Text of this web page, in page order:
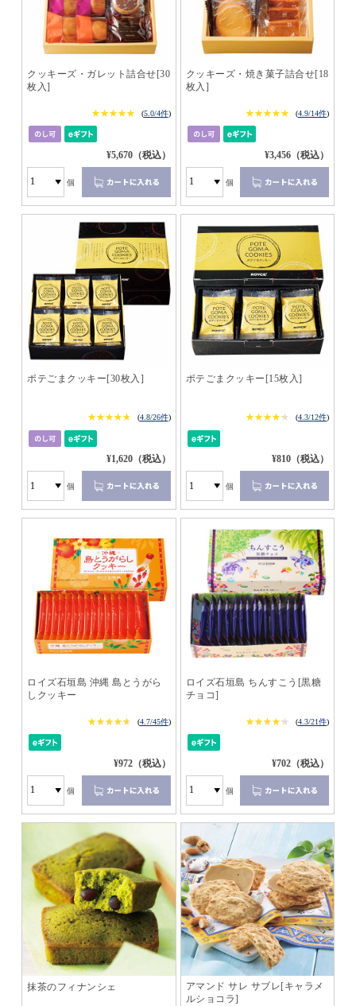
クッキーズ・ガレット詰合せ[30
枚入]
★★★★★
★★★★★ (5.0/4件)
¥5,670（税込）
個
クッキーズ・焼き菓子詰合せ[18
枚入]
★★★★★
★★★★★ (4.9/14件)
¥3,456（税込）
個
ポテごまクッキー[30枚入]
★★★★★
★★★★★ (4.8/26件)
¥1,620（税込）
個
ポテごまクッキー[15枚入]
★★★★★
★★★★★ (4.3/12件)
¥810（税込）
個
ロイズ石垣島 沖縄 島とうがら
しクッキー
★★★★★
★★★★★ (4.7/45件)
¥972（税込）
個
ロイズ石垣島 ちんすこう[黒糖
チョコ]
★★★★★
★★★★★ (4.3/21件)
¥702（税込）
個
抹茶のフィナンシェ
アマンド サレ サブレ[キャラメ
ルショコラ]